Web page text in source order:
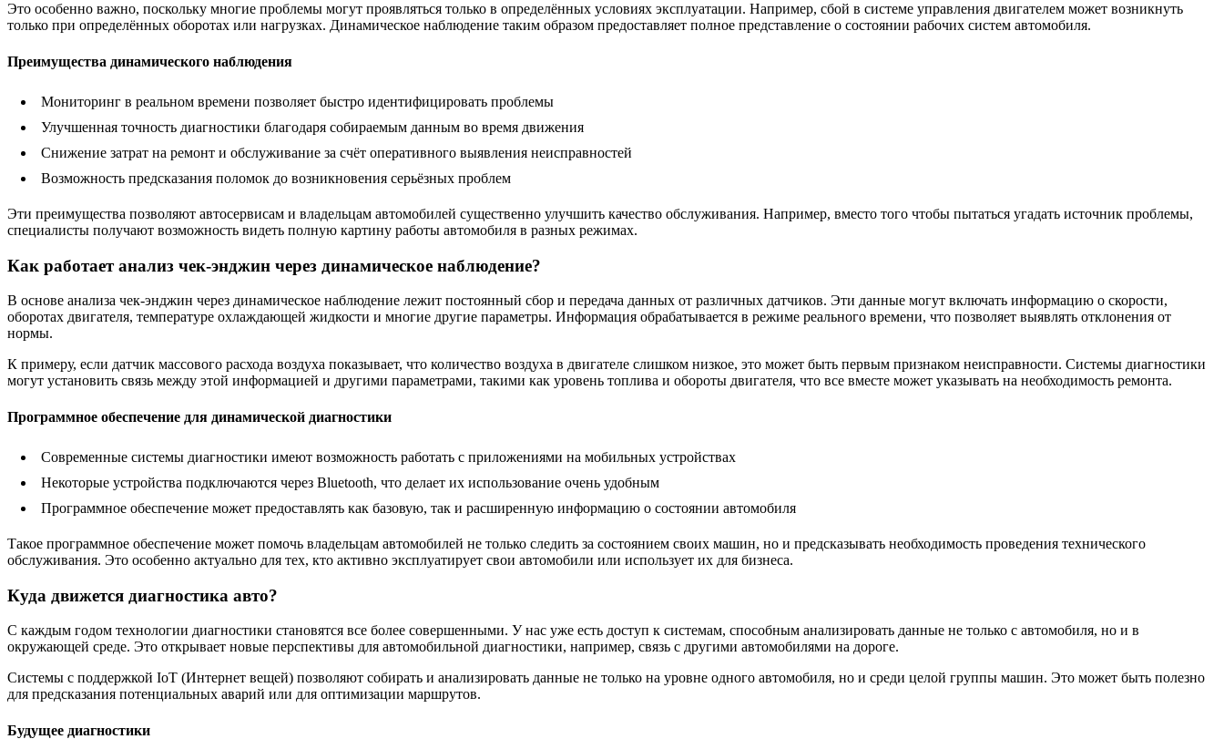
Это особенно важно, поскольку многие проблемы могут проявляться только в определённых условиях эксплуатации. Например, сбой в системе управления двигателем может возникнуть
только при определённых оборотах или нагрузках. Динамическое наблюдение таким образом предоставляет полное представление о состоянии рабочих систем автомобиля.
Преимущества динамического наблюдения
Мониторинг в реальном времени позволяет быстро идентифицировать проблемы
Улучшенная точность диагностики благодаря собираемым данным во время движения
Снижение затрат на ремонт и обслуживание за счёт оперативного выявления неисправностей
Возможность предсказания поломок до возникновения серьёзных проблем
Эти преимущества позволяют автосервисам и владельцам автомобилей существенно улучшить качество обслуживания. Например, вместо того чтобы пытаться угадать источник проблемы,
специалисты получают возможность видеть полную картину работы автомобиля в разных режимах.
Как работает анализ чек-энджин через динамическое наблюдение?
В основе анализа чек-энджин через динамическое наблюдение лежит постоянный сбор и передача данных от различных датчиков. Эти данные могут включать информацию о скорости,
оборотах двигателя, температуре охлаждающей жидкости и многие другие параметры. Информация обрабатывается в режиме реального времени, что позволяет выявлять отклонения от
нормы.
К примеру, если датчик массового расхода воздуха показывает, что количество воздуха в двигателе слишком низкое, это может быть первым признаком неисправности. Системы диагностики
могут установить связь между этой информацией и другими параметрами, такими как уровень топлива и обороты двигателя, что все вместе может указывать на необходимость ремонта.
Программное обеспечение для динамической диагностики
Современные системы диагностики имеют возможность работать с приложениями на мобильных устройствах
Некоторые устройства подключаются через Bluetooth, что делает их использование очень удобным
Программное обеспечение может предоставлять как базовую, так и расширенную информацию о состоянии автомобиля
Такое программное обеспечение может помочь владельцам автомобилей не только следить за состоянием своих машин, но и предсказывать необходимость проведения технического
обслуживания. Это особенно актуально для тех, кто активно эксплуатирует свои автомобили или использует их для бизнеса.
Куда движется диагностика авто?
С каждым годом технологии диагностики становятся все более совершенными. У нас уже есть доступ к системам, способным анализировать данные не только с автомобиля, но и в
окружающей среде. Это открывает новые перспективы для автомобильной диагностики, например, связь с другими автомобилями на дороге.
Системы с поддержкой IoT (Интернет вещей) позволяют собирать и анализировать данные не только на уровне одного автомобиля, но и среди целой группы машин. Это может быть полезно
для предсказания потенциальных аварий или для оптимизации маршрутов.
Будущее диагностики